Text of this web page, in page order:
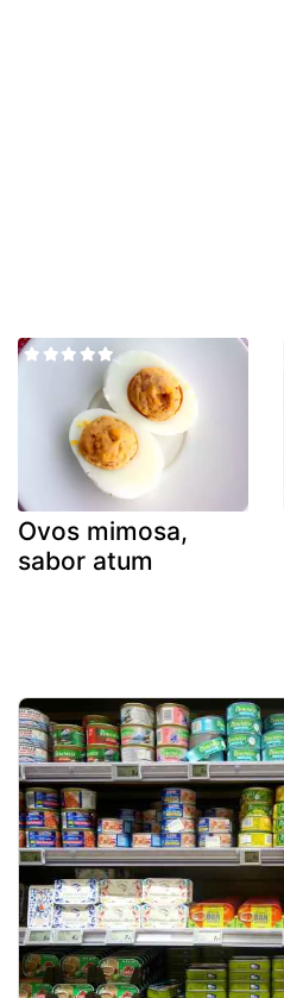
Ovos mimosa,
sabor atum